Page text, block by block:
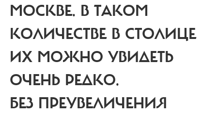
МОСКВЕ. В ТАКОМ
КОЛИЧЕСТВЕ В СТОЛИЦЕ
ИХ МОЖНО УВИДЕТЬ
ОЧЕНЬ РЕДКО.
БЕЗ ПРЕУВЕЛИЧЕНИЯ